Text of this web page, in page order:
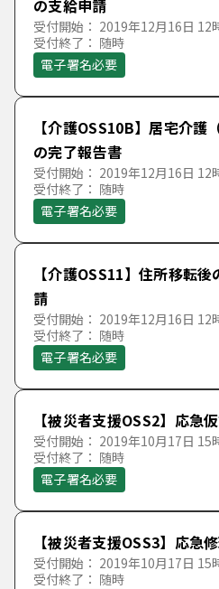
の支給申請
受付開始： 2019年12月16日 12
受付終了： 随時
電子署名必要
【介護OSS10B】居宅介
の完了報告書
受付開始： 2019年12月16日 12
受付終了： 随時
電子署名必要
【介護OSS11】住所移転
請
受付開始： 2019年12月16日 12
受付終了： 随時
電子署名必要
【被災者支援OSS2】応急
受付開始： 2019年10月17日 15
受付終了： 随時
電子署名必要
【被災者支援OSS3】応急
受付開始： 2019年10月17日 15
受付終了： 随時